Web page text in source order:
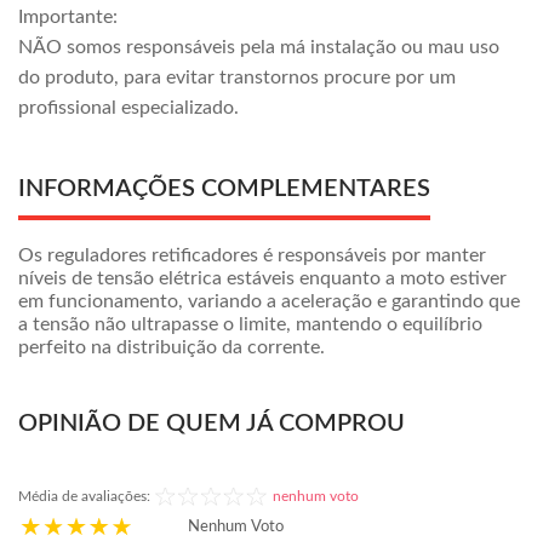
Importante:
NÃO somos responsáveis pela má instalação ou mau uso
do produto, para evitar transtornos procure por um
profissional especializado.
INFORMAÇÕES COMPLEMENTARES
Os reguladores retificadores é responsáveis por manter
níveis de tensão elétrica estáveis enquanto a moto estiver
em funcionamento, variando a aceleração e garantindo que
a tensão não ultrapasse o limite, mantendo o equilíbrio
perfeito na distribuição da corrente.
OPINIÃO DE QUEM JÁ COMPROU
Média de avaliações: nenhum voto
Nenhum Voto